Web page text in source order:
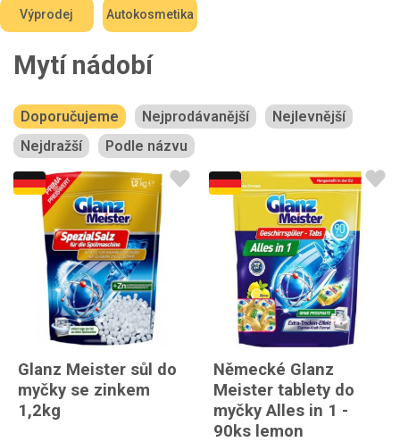
Výprodej Autokosmetika
Mytí nádobí
Doporučujeme Nejprodávanější
Nejlevnější
Nejdražší
Podle názvu
Glanz Meister sůl do
myčky se zinkem
1,2kg
Německé Glanz
Meister tablety do
myčky Alles in 1 -
90ks lemon